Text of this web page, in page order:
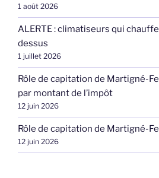
1 août 2026
ALERTE : climatiseurs qui
dessus
1 juillet 2026
Rôle de capitation de Martigné-
par montant de l’impôt
12 juin 2026
Rôle de capitation de Martigné-
12 juin 2026